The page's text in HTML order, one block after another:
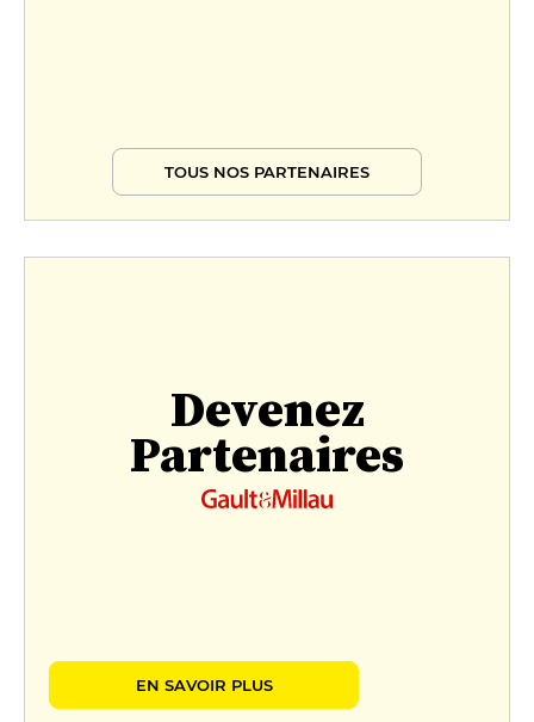
TOUS NOS PARTENAIRES
Devenez
Partenaires
EN SAVOIR PLUS